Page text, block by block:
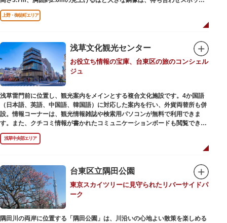
やフォトスポットとして親しまれています。彫刻家、高村光雲によって作ら
れた像は、愛犬のツンと一緒にうさぎ狩りに出かけているところだそう。
上野公園にお立ち寄りの際は、ぜひ「上野の西郷さん」と写真撮影を楽しん
上野・御徒町エリア
浅草文化観光センター
お役立ち情報の宝庫、台東区の旅のコンシェル
ジュ
浅草雷門前に位置し、観光案内をメインとする複合文化施設です。4か国語
（日本語、英語、中国語、韓国語）に対応した案内を行い、外貨両替所も併
設。情報コーナーは、観光情報雑誌や検索用パソコンが無料で利用できま
す。また、クチコミ情報が書かれたコミュニケーションボードも閲覧できる
ので、とっておきの旅のヒントを得られるかも。多目的スペースでは、映像
を活用し台東区のみどころやイベント、歴史、文化を紹介。通常、イスが配
仲見世や、隅田川や東京スカイツリーも一望できるビュースポットとなって
います。
浅草の街並みに溶け込む平屋を重ねたようなおしゃれな外観は、日本を代表
する建築家・隈研吾氏によるデザイン。木の温もりあふれる空間は、初めて
日本を訪れる海外ツーリストにも優しい印象を与えています。
浅草中央部エリア
台東区立隅田公園
東京スカイツリーに見守られたリバーサイドパ
ーク
隅田川の両岸に位置する「隅田公園」は、川沿いの心地よい散策を楽しめる